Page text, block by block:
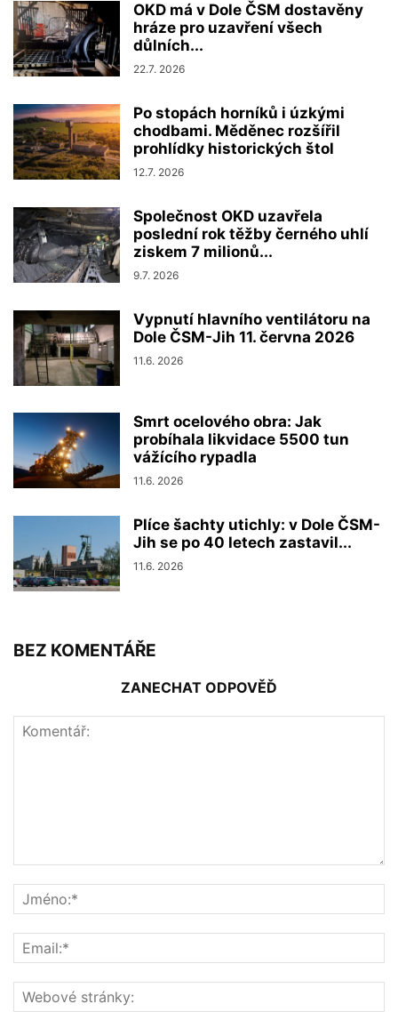
OKD má v Dole ČSM dostavěny
hráze pro uzavření všech
důlních...
22.7. 2026
Po stopách horníků i úzkými
chodbami. Měděnec rozšířil
prohlídky historických štol
12.7. 2026
Společnost OKD uzavřela
poslední rok těžby černého uhlí
ziskem 7 milionů...
9.7. 2026
Vypnutí hlavního ventilátoru na
Dole ČSM-Jih 11. června 2026
11.6. 2026
Smrt ocelového obra: Jak
probíhala likvidace 5500 tun
vážícího rypadla
11.6. 2026
Plíce šachty utichly: v Dole ČSM-
Jih se po 40 letech zastavil...
11.6. 2026
BEZ KOMENTÁŘE
ZANECHAT ODPOVĚĎ